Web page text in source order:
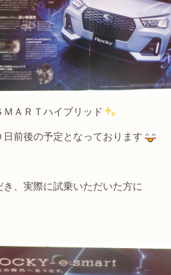
ＡＲＴハイブリッド
前後の予定となっております
、実際に試乗いただいた方に